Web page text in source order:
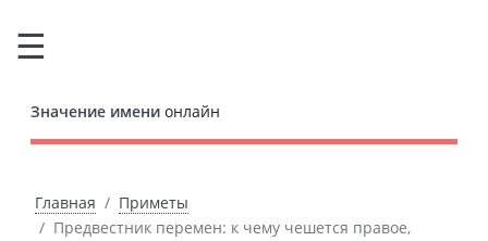
Значение имени онлайн
Главная
Приметы
Предвестник перемен: к чему чешется правое,